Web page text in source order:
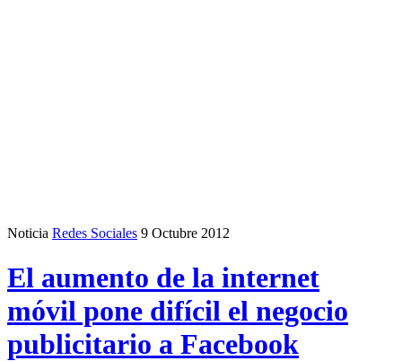
Noticia Redes Sociales 9 Octubre 2012
El aumento de la internet
móvil pone difícil el negocio
publicitario a Facebook